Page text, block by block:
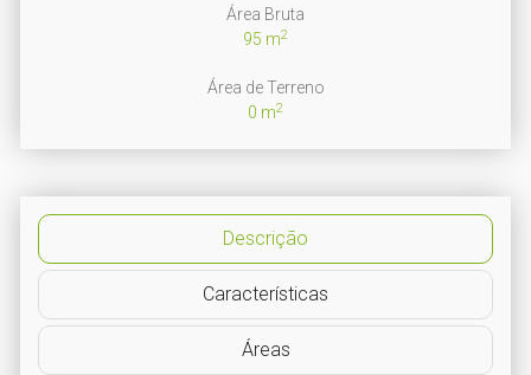
Área Bruta
95 m2
Área de Terreno
0 m2
Descrição
Características
Áreas